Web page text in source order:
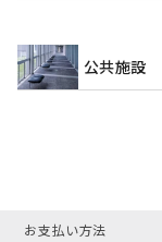
公共施設
お支払い方法